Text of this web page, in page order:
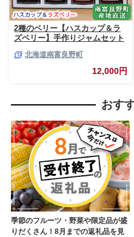
2種のベリー【ハスカップ＆ラ
ズベリー】手作りジャムセット
ム ベリー ハスカップ ラズベリ
ー ソース カシス てんさい糖 無
農薬 ポリフェノール 鉄分 ビタ
北海道南富良野町
12,000円
おす
季節のフルーツ・野菜や限定品が盛
りだくさん！8月までの返礼品を見